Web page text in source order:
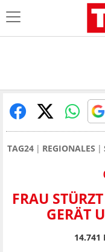
TAG24 REGIONALES
FRAU
GERÄT
14.741